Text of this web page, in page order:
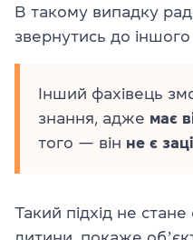
В такому випадку
звернутись до
Інший фахівець
знання, адже має
того — він не є
Такий підхід не